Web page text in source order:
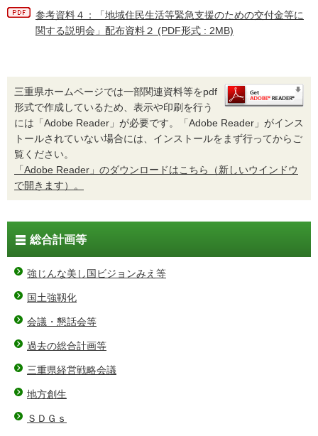
参考資料４：「地域住民生活等緊急支援のための交付金等に
関する説明会」配布資料２ (PDF形式 : 2MB)
三重県ホームページでは一部関連資料等をpdf
形式で作成しているため、表示や印刷を行う
には「Adobe Reader」が必要です。「Adobe Reader」がインス
トールされていない場合には、インストールをまず行ってからご
覧ください。
「Adobe Reader」のダウンロードはこちら（新しいウインドウ
で開きます）。
総合計画等
強じんな美し国ビジョンみえ等
国土強靱化
会議・懇話会等
過去の総合計画等
三重県経営戦略会議
地方創生
ＳＤＧｓ